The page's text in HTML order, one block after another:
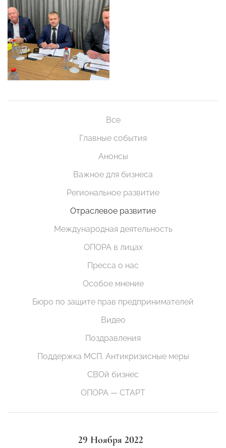
Все
Главные события
Анонсы
Важное для бизнеса
Региональное развитие
Отраслевое развитие
Международная деятельность
ОПОРА в лицах
Пресса о нас
Особое мнение
Бюро по защите прав предпринимателей
Видео
Поздравления
Поддержка МСП. Антикризисные меры
СВОй бизнес
ОПОРА — СТАРТ
29 Ноября 2022